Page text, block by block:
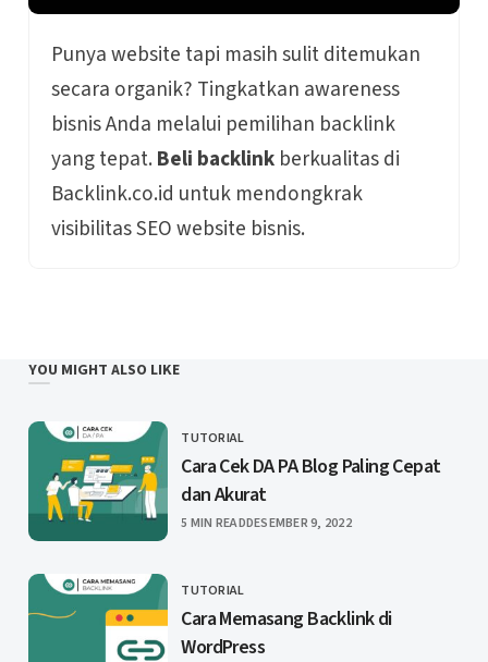
Punya website tapi masih sulit ditemukan
secara organik? Tingkatkan awareness
bisnis Anda melalui pemilihan backlink
yang tepat. Beli backlink berkualitas di
Backlink.co.id untuk mendongkrak
visibilitas SEO website bisnis.
YOU MIGHT ALSO LIKE
CATEGORY
TUTORIAL
Cara Cek DA PA Blog Paling Cepat
dan Akurat
5 MIN READPUBLISHED
DESEMBER 9, 2022
CATEGORY
TUTORIAL
Cara Memasang Backlink di
WordPress